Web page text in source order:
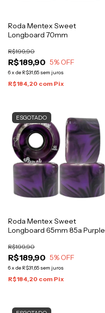
Roda Mentex Sweet
Longboard 70mm
R$189,90
R$199,90
5% OFF
6x de R$31,65 sem juros
R$184,20 com Pix
ESGOTADO
Roda Mentex Sweet
Longboard 65mm 85a Purple
R$189,90
R$199,90
5% OFF
6x de R$31,65 sem juros
R$184,20 com Pix